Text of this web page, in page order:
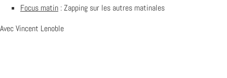
Focus matin : Zapping sur les autres matinales
Avec Vincent Lenoble